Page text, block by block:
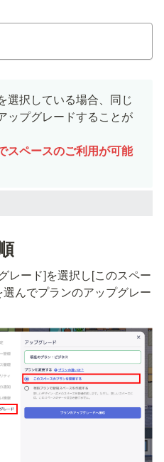
選択している場合、同じ
ップグレードすることが
スペースのご利用が可能
レード]を選択し[このスペー
んでプランのアップグレー